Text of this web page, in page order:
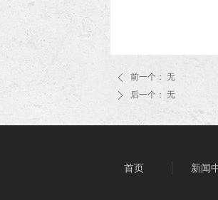
ꄴ 前一个： 无
ꄲ 后一个： 无
首页 新闻